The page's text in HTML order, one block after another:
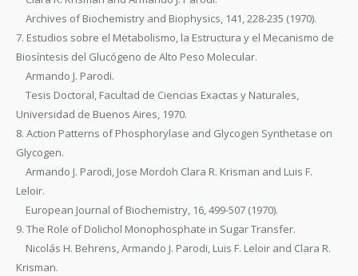
Archives of Biochemistry and Biophysics, 141, 228-235 (1970).
7. Estudios sobre el Metabolismo, la Estructura y el Mecanismo de
Biosíntesis del Glucógeno de Alto Peso Molecular.
Armando J. Parodi.
Tesis Doctoral, Facultad de Ciencias Exactas y Naturales,
Universidad de Buenos Aires, 1970.
8. Action Patterns of Phosphorylase and Glycogen Synthetase on
Glycogen.
Armando J. Parodi, Jose Mordoh Clara R. Krisman and Luis F.
Leloir.
European Journal of Biochemistry, 16, 499-507 (1970).
9. The Role of Dolichol Monophosphate in Sugar Transfer.
Nicolás H. Behrens, Armando J. Parodi, Luis F. Leloir and Clara R.
Krisman.